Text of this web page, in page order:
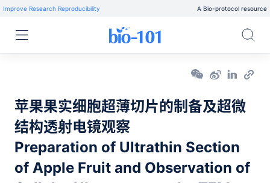
Improve Research Reproducibility A Bio-protocol resource
苹果果实细胞超薄切片的制备及超微
结构透射电镜观察
Preparation of Ultrathin Section
of Apple Fruit and Observation of